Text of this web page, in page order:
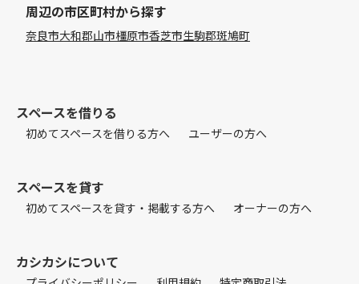
周辺の市区町村から探す
奈良市大和郡山市橿原市香芝市生駒郡斑鳩町
スペースを借りる
初めてスペースを借りる方へ ユーザーの方へ
スペースを貸す
初めてスペースを貸す・掲載する方へ オーナーの方へ
カシカシについて